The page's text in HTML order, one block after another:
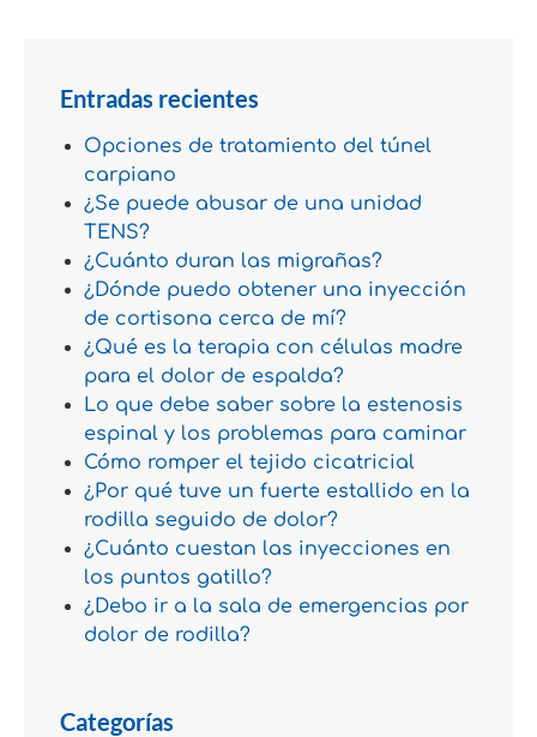
Entradas recientes
Opciones de tratamiento del túnel
carpiano
¿Se puede abusar de una unidad
TENS?
¿Cuánto duran las migrañas?
¿Dónde puedo obtener una inyección
de cortisona cerca de mí?
¿Qué es la terapia con células madre
para el dolor de espalda?
Lo que debe saber sobre la estenosis
espinal y los problemas para caminar
Cómo romper el tejido cicatricial
¿Por qué tuve un fuerte estallido en la
rodilla seguido de dolor?
¿Cuánto cuestan las inyecciones en
los puntos gatillo?
¿Debo ir a la sala de emergencias por
dolor de rodilla?
Categorías